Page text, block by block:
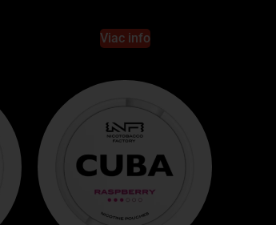
Viac info